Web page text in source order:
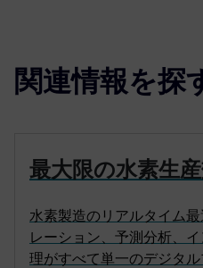
関連情報を探
最大限の水素生
水素製造のリアルタイム
レーション、予測分析、
理がすべて単一のデジタ